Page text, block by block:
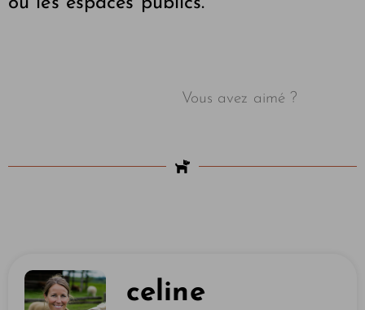
Vous avez aimé ?
celine